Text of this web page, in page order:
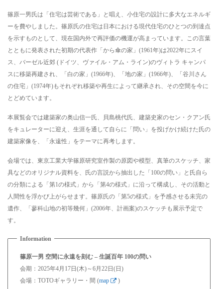
篠原一男氏は「住宅は芸術である」と唱え、小住宅の設計に多大なエネルギ
ーを費やしました。篠原氏の住宅は日本における現代住宅のひとつの到達点
を示すものとして、現在国内外で再評価の機運が高まっています。この言葉
とともに発表された初期の代表作「から傘の家」(1961年)は2022年にスイ
ス、バーゼル近郊 (ドイツ、ヴァイル・アム・ライン)のヴィトラ キャンパ
スに移築再建され、「白の家」(1966年)、「地の家」(1966年)、「谷川さん
の住宅」(1974年)もそれぞれ移築や再生によって継承され、その空間を今に
とどめています。
本展覧会では建築家の奥山信一氏、貝島桃代氏、建築史家のセン・クアン氏
をキュレーターに迎え、生涯を通して自らに「問い」を投げかけ続けた氏の
建築家像を、「永遠性」をテーマに再考します。
会場では、東京工業大学篠原研究室作製の原図や模型、真筆のスケッチ、家
具などのオリジナル資料を、氏の言説から抽出した「100の問い」と氏自ら
の分類による「第1の様式」から「第4の様式」に沿って構成し、その活動と
人間性を浮かび上がらせます。篠原氏の「第5の様式」を予感させる未完の
遺作、「蓼科山地の初等幾何」(2006年、計画案)のスケッチも展示予定で
す。
篠原一男 空間に永遠を刻む – 生誕百年 100の問い
会期：2025年4月17日(木)～6月22日(日)
会場：TOTOギャラリー・間 (map
)